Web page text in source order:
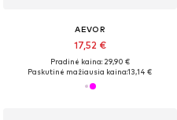
AEVOR
17,52 €
Pradinė kaina: 29,90 €
Paskutinė mažiausia kaina:13,14 €